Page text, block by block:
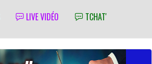
LIVE VIDÉO TCHAT'